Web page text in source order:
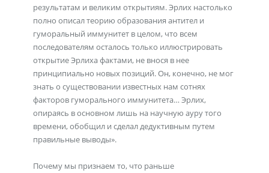
результатам и великим открытиям. Эрлих настолько
полно описал теорию образования антител и
гуморальный иммунитет в целом, что всем
последователям осталось только иллюстрировать
открытие Эрлиха фактами, не внося в нее
принципиально новых позиций. Он, конечно, не мог
знать о существовании известных нам сотнях
факторов гуморального иммунитета… Эрлих,
опираясь в основном лишь на научную ауру того
времени, обобщил и сделал дедуктивным путем
правильные выводы».
Почему мы признаем то, что раньше